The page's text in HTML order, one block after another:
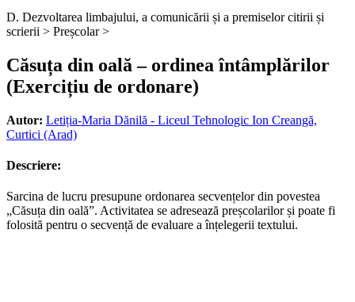
D. Dezvoltarea limbajului, a comunicării și a premiselor citirii și
scrierii > Preșcolar >
Căsuța din oală – ordinea întâmplărilor
(Exercițiu de ordonare)
Autor: Letiția-Maria Dănilă - Liceul Tehnologic Ion Creangă,
Curtici (Arad)
Descriere:
Sarcina de lucru presupune ordonarea secvențelor din povestea
„Căsuța din oală”. Activitatea se adresează preșcolarilor și poate fi
folosită pentru o secvență de evaluare a înțelegerii textului.